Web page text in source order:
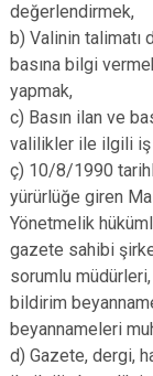
değerlendirmek,
b) Valinin talimatı
basına bilgi
yapmak,
c) Basın ilan ve
valilikler ile ilgili
ç) 10/8/1990
yürürlüğe giren
Yönetmelik
gazete sahibi
sorumlu müdürleri,
bildirim
beyannameleri
d) Gazete, dergi,